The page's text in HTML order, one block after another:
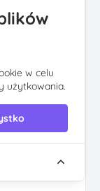
w celu
użytkowania.